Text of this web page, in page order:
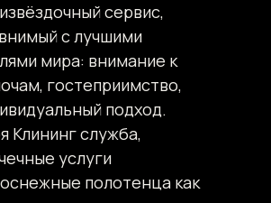
сервис,
с лучшими
мира: внимание к
гостеприимство,
подход.
Клининг служба,
услуги
полотенца как